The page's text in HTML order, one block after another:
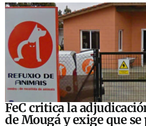
FeC critica la
de Mougá y exige que